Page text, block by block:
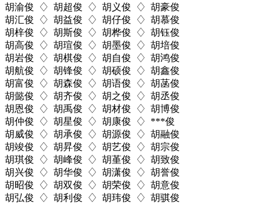
胡渝俊 ♢ 胡超俊 ♢ 胡义俊 ♢ 胡豪俊
胡汇俊 ♢ 胡益俊 ♢ 胡仔俊 ♢ 胡慕俊
胡梓俊 ♢ 胡斯俊 ♢ 胡桦俊 ♢ 胡钰俊
胡高俊 ♢ 胡瑄俊 ♢ 胡墨俊 ♢ 胡培俊
胡岩俊 ♢ 胡棋俊 ♢ 胡自俊 ♢ 胡鸿俊
胡航俊 ♢ 胡锋俊 ♢ 胡硕俊 ♢ 胡鑫俊
胡富俊 ♢ 胡森俊 ♢ 胡语俊 ♢ 胡菡俊
胡懿俊 ♢ 胡齐俊 ♢ 胡之俊 ♢ 胡丞俊
胡恩俊 ♢ 胡禹俊 ♢ 胡材俊 ♢ 胡博俊
胡仲俊 ♢ 胡星俊 ♢ 胡康俊 ♢ ***俊
胡威俊 ♢ 胡承俊 ♢ 胡源俊 ♢ 胡融俊
胡竣俊 ♢ 胡昇俊 ♢ 胡艺俊 ♢ 胡宗俊
胡琪俊 ♢ 胡峰俊 ♢ 胡堇俊 ♢ 胡致俊
胡兴俊 ♢ 胡华俊 ♢ 胡潇俊 ♢ 胡誉俊
胡昭俊 ♢ 胡双俊 ♢ 胡荣俊 ♢ 胡意俊
胡弘俊 ♢ 胡利俊 ♢ 胡玮俊 ♢ 胡骐俊